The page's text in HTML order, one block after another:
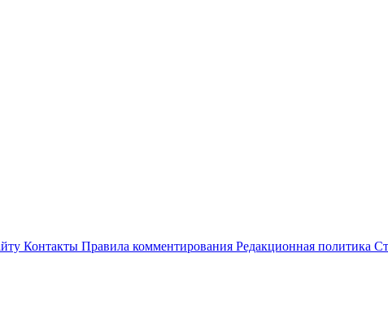
Контакты Правила комментирования Редакционная политика